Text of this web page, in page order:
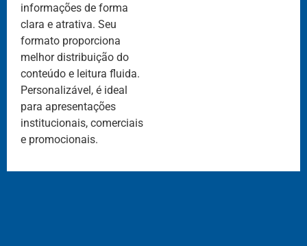
informações de forma
clara e atrativa. Seu
formato proporciona
melhor distribuição do
conteúdo e leitura fluida.
Personalizável, é ideal
para apresentações
institucionais, comerciais
e promocionais.